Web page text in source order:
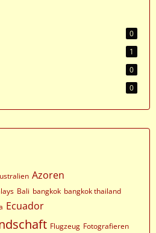
0
1
0
0
Azoren
Bali bangkok bangkok thailand
Ecuador
Flugzeug Fotografieren